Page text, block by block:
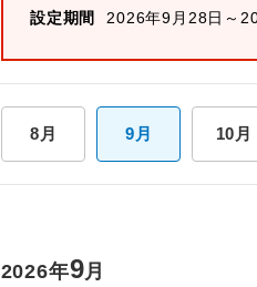
設定期間
2026年9月28日～
8月 9月 10月
2026年9月